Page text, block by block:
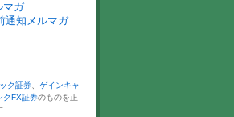
マガ
通知メルマガ
ク証券
ゲインキャ
クFX証券のものを正